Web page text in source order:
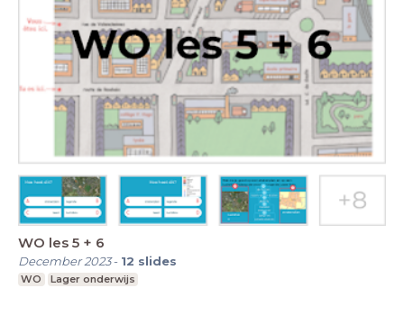
WO les 5 + 6
December 2023- 12 slides
WO Lager onderwijs